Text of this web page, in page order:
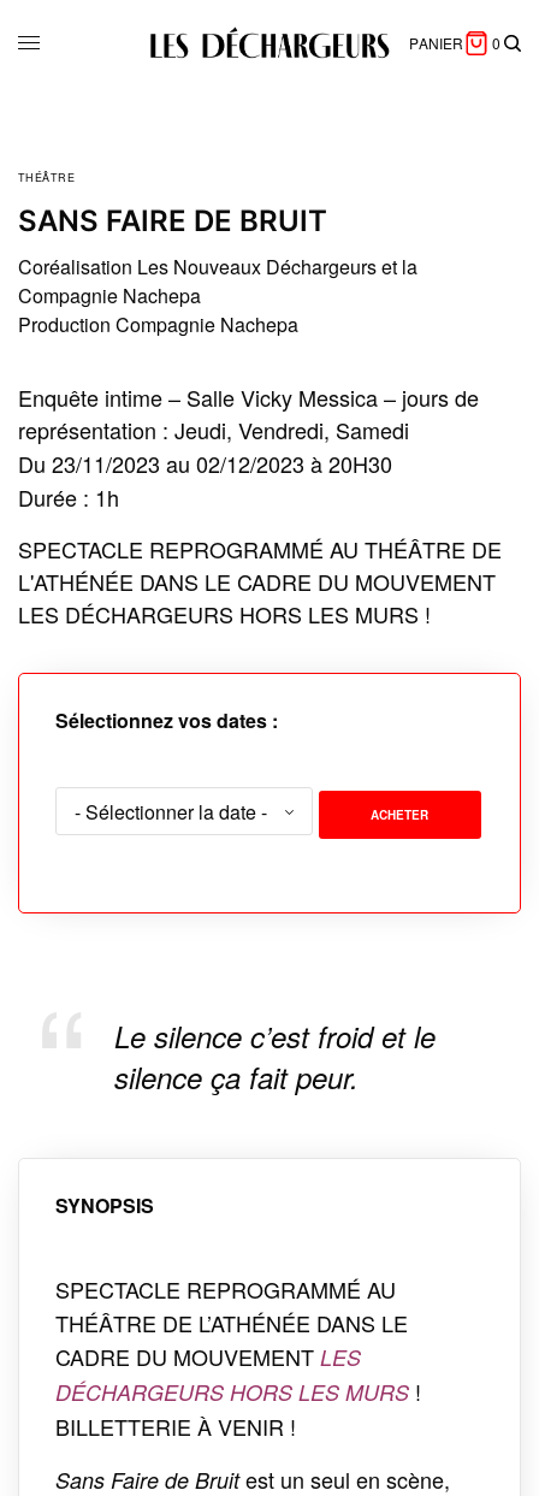
PANIER 0
THÉÂTRE
SANS FAIRE DE BRUIT
Coréalisation Les Nouveaux Déchargeurs et la
Compagnie Nachepa
Production Compagnie Nachepa
Enquête intime – Salle Vicky Messica – jours de
représentation : Jeudi, Vendredi, Samedi
Du 23/11/2023 au 02/12/2023 à 20H30
Durée : 1h
SPECTACLE REPROGRAMMÉ AU THÉÂTRE DE
L'ATHÉNÉE DANS LE CADRE DU MOUVEMENT
LES DÉCHARGEURS HORS LES MURS !
Sélectionnez vos dates :
ACHETER
Le silence c’est froid et le
silence ça fait peur.
SYNOPSIS
SPECTACLE REPROGRAMMÉ AU
THÉÂTRE DE L’ATHÉNÉE DANS LE
CADRE DU MOUVEMENTLES
DÉCHARGEURS HORS LES MURS !
BILLETTERIE À VENIR !
Sans Faire de Bruitest un seul en scène,